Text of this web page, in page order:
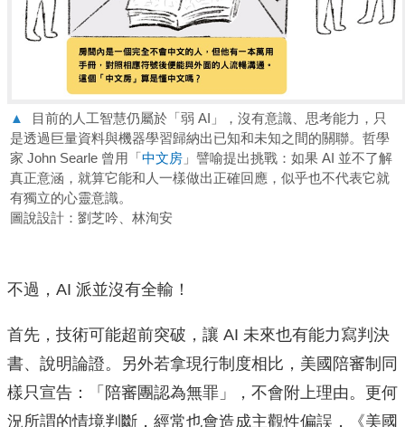
▲
目前的人工智慧仍屬於「弱 AI」，沒有意識、思考能力，只
是透過巨量資料與機器學習歸納出已知和未知之間的關聯。哲學
家 John Searle 曾用「中文房 」譬喻提出挑戰：如果 AI 並不了解
真正意涵，就算它能和人一樣做出正確回應，似乎也不代表它就
有獨立的心靈意識。
圖說設計：劉芝吟、林洵安
不過，AI 派並沒有全輸！
首先，技術可能超前突破，讓 AI 未來也有能力寫判決
書、說明論證。另外若拿現行制度相比，美國陪審制同
樣只宣告：「陪審團認為無罪」，不會附上理由。更何
況所謂的情境判斷，經常也會造成主觀性偏誤，《美國